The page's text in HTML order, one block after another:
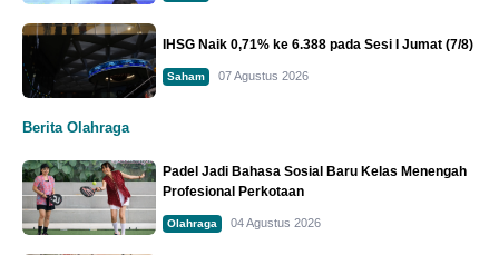
IHSG Naik 0,71% ke 6.388 pada Sesi I Jumat (7/8)
Saham 07 Agustus 2026
Berita Olahraga
Padel Jadi Bahasa Sosial Baru Kelas Menengah
Profesional Perkotaan
Olahraga 04 Agustus 2026